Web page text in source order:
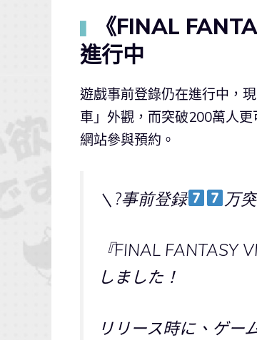
《FINAL
進行中
遊戲事前登錄仍在進行中，
車」外觀，而突破200萬人
網站參與預約。
＼?事前登録 万
『FINAL FANTASY
しました！
リリース時に、ゲー